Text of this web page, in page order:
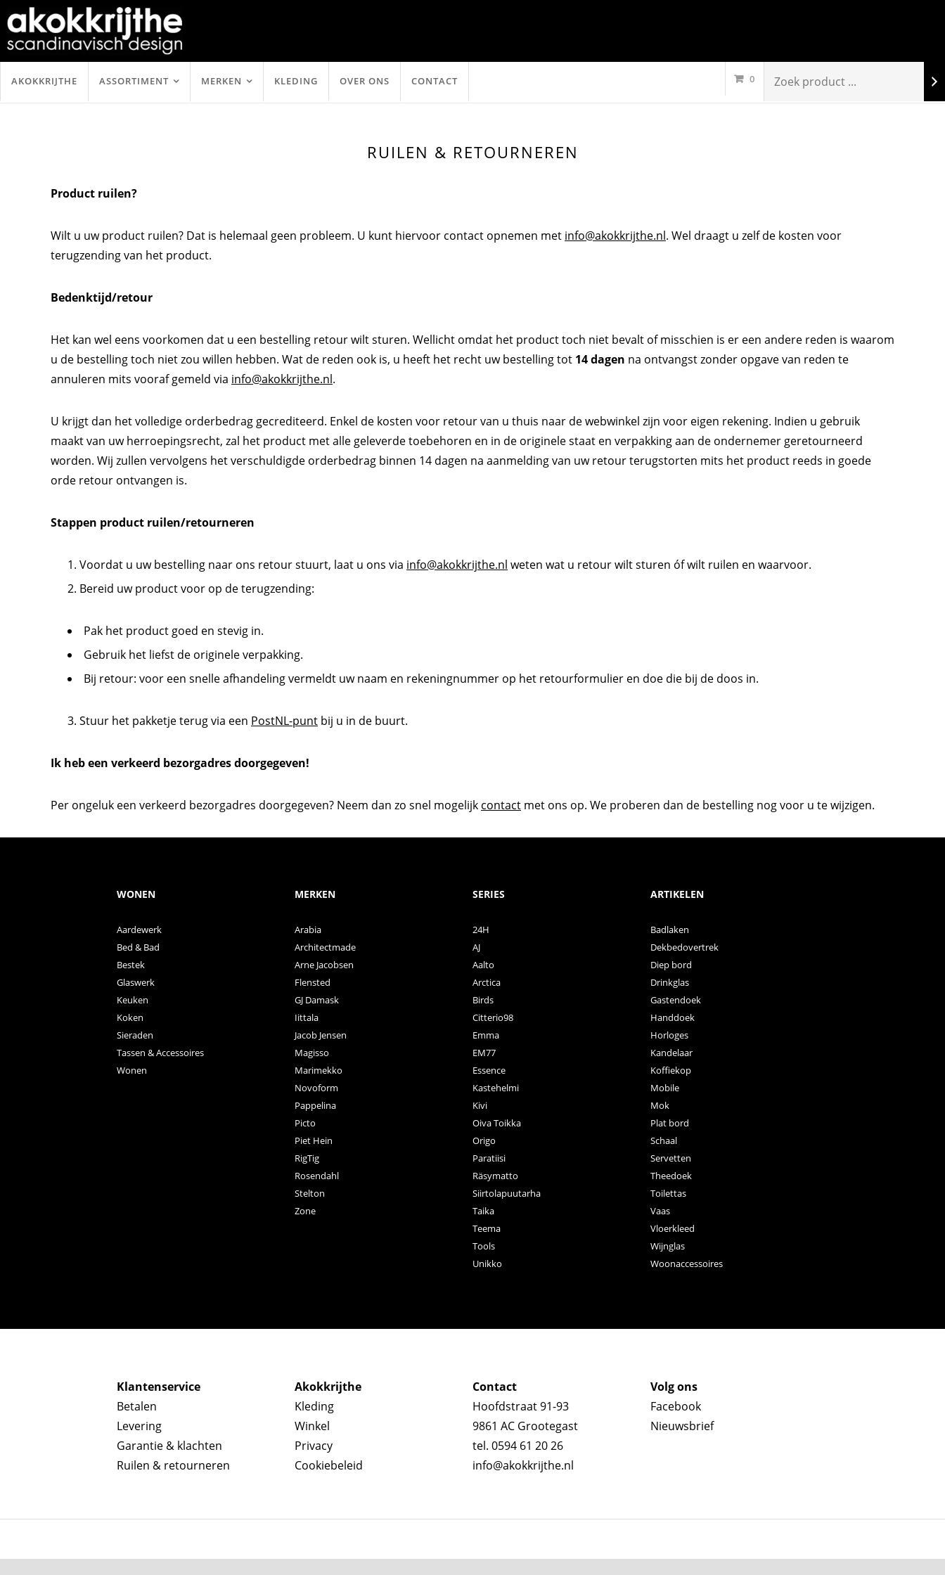
AKOKKRIJTHE ASSORTIMENT MERKEN KLEDING OVER ONS CONTACT 0
RUILEN & RETOURNEREN
Product ruilen?
Wilt u uw product ruilen? Dat is helemaal geen probleem. U kunt hiervoor contact opnemen met info@akokkrijthe.nl. Wel draagt u zelf de kosten voor
terugzending van het product.
Bedenktijd/retour
Het kan wel eens voorkomen dat u een bestelling retour wilt sturen. Wellicht omdat het product toch niet bevalt of misschien is er een andere reden is waarom
u de bestelling toch niet zou willen hebben. Wat de reden ook is, u heeft het recht uw bestelling tot 14 dagen na ontvangst zonder opgave van reden te
annuleren mits vooraf gemeld via info@akokkrijthe.nl.
U krijgt dan het volledige orderbedrag gecrediteerd. Enkel de kosten voor retour van u thuis naar de webwinkel zijn voor eigen rekening. Indien u gebruik
maakt van uw herroepingsrecht, zal het product met alle geleverde toebehoren en in de originele staat en verpakking aan de ondernemer geretourneerd
worden. Wij zullen vervolgens het verschuldigde orderbedrag binnen 14 dagen na aanmelding van uw retour terugstorten mits het product reeds in goede
orde retour ontvangen is.
Stappen product ruilen/retourneren
Voordat u uw bestelling naar ons retour stuurt, laat u ons via info@akokkrijthe.nl weten wat u retour wilt sturen óf wilt ruilen en waarvoor.
Bereid uw product voor op de terugzending:
Pak het product goed en stevig in.
Gebruik het liefst de originele verpakking.
Bij retour: voor een snelle afhandeling vermeldt uw naam en rekeningnummer op het retourformulier en doe die bij de doos in.
Stuur het pakketje terug via een PostNL-punt bij u in de buurt.
Ik heb een verkeerd bezorgadres doorgegeven!
Per ongeluk een verkeerd bezorgadres doorgegeven? Neem dan zo snel mogelijk contact met ons op. We proberen dan de bestelling nog voor u te wijzigen.
WONEN
Aardewerk
Bed & Bad
Bestek
Glaswerk
Keuken
Koken
Sieraden
Tassen & Accessoires
Wonen
MERKEN
Arabia
Architectmade
Arne Jacobsen
Flensted
GJ Damask
Iittala
Jacob Jensen
Magisso
Marimekko
Novoform
Pappelina
Picto
Piet Hein
RigTig
Rosendahl
Stelton
Zone
SERIES
24H
AJ
Aalto
Arctica
Birds
Citterio98
Emma
EM77
Essence
Kastehelmi
Kivi
Oiva Toikka
Origo
Paratiisi
Räsymatto
Siirtolapuutarha
Taika
Teema
Tools
Unikko
ARTIKELEN
Badlaken
Dekbedovertrek
Diep bord
Drinkglas
Gastendoek
Handdoek
Horloges
Kandelaar
Koffiekop
Mobile
Mok
Plat bord
Schaal
Servetten
Theedoek
Toilettas
Vaas
Vloerkleed
Wijnglas
Woonaccessoires
Klantenservice
Betalen
Levering
Garantie & klachten
Ruilen & retourneren
Akokkrijthe
Kleding
Winkel
Privacy
Cookiebeleid
Contact
Hoofdstraat 91-93
9861 AC Grootegast
tel. 0594 61 20 26
info@akokkrijthe.nl
Volg ons
Facebook
Nieuwsbrief